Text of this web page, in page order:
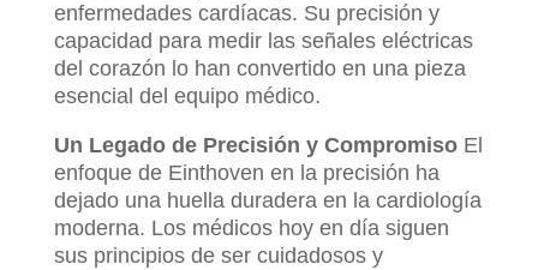
enfermedades cardíacas. Su precisión y
capacidad para medir las señales eléctricas
del corazón lo han convertido en una pieza
esencial del equipo médico.
Un Legado de Precisión y CompromisoEl
enfoque de Einthoven en la precisión ha
dejado una huella duradera en la cardiología
moderna. Los médicos hoy en día siguen
sus principios de ser cuidadosos y